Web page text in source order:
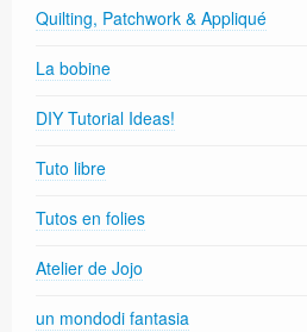
Quilting, Patchwork & Appliqué
La bobine
DIY Tutorial Ideas!
Tuto libre
Tutos en folies
Atelier de Jojo
un mondodi fantasia